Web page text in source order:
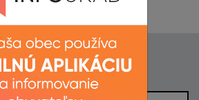
Napíšte nám: